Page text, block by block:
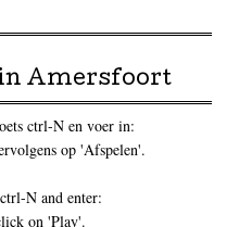
Amersfoort
ctrl-N en voer in:
op 'Afspelen'.
N and enter:
on 'Play'.